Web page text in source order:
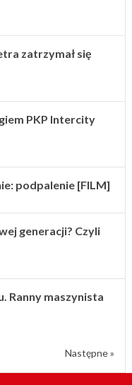
zatrzymał się
PKP Intercity
podpalenie [FILM]
generacji? Czyli
Ranny maszynista
Następne »